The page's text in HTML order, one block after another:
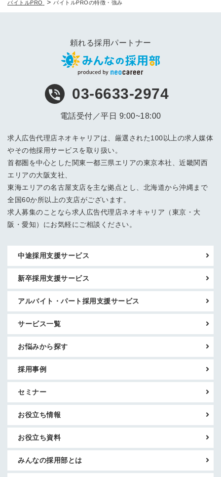
バイトルPRO > バイトルPROの特徴・強み
頼れる採用パートナー
03-6633-2974
電話受付／平日 9:00~18:00
求人広告代理店ネオキャリアは、厳選された100以上の求人媒体
やその他採用サービスを取り扱い。
首都圏を中心とした関東一都三県エリアの東京本社、近畿関西
エリアの大阪支社、
東海エリアの名古屋支店を主な拠点とし、北海道から沖縄まで
全国60か所以上の支店がございます。
求人募集のことなら求人広告代理店ネオキャリア（東京・大
阪・愛知）にお気軽にご相談ください。
中途採用支援サービス
新卒採用支援サービス
アルバイト・パート採用支援サービス
サービス一覧
お悩みから探す
採用事例
セミナー
お役立ち情報
お役立ち資料
みんなの採用部とは